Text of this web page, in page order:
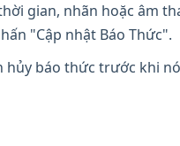
gian, nhãn hoặc âm
"Cập nhật Báo Thức".
hủy báo thức trước khi